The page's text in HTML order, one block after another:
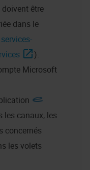
être
dans le
).
Microsoft
les canaux, les
concernés
les volets